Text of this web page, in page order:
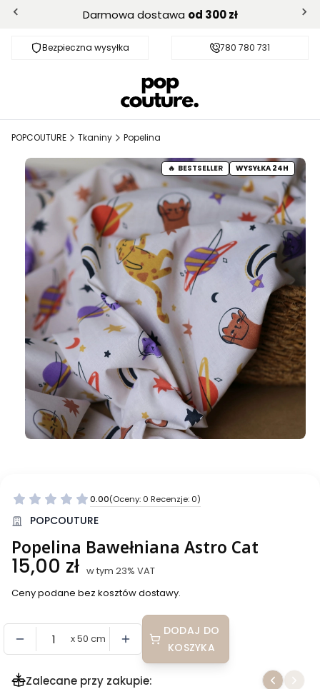
Darmowa dostawa od 300 zł
Bezpieczna wysyłka Darmowa dostawa od 300 zł
780 780 731
POPCOUTURE Tkaniny Popelina
BESTSELLER WYSYŁKA 24H
0.00(Oceny: 0 Recenzje: 0)
Przejdź do sekcji Opinie
POPCOUTURE
Popelina Bawełniana Astro Cat
Cena
15,00 zł w tym 23% VAT
w tym 23% VAT
Ceny podane bez kosztów dostawy.
x 50 cm
DODAJ DO
KOSZYKA
Zalecane przy zakupie: